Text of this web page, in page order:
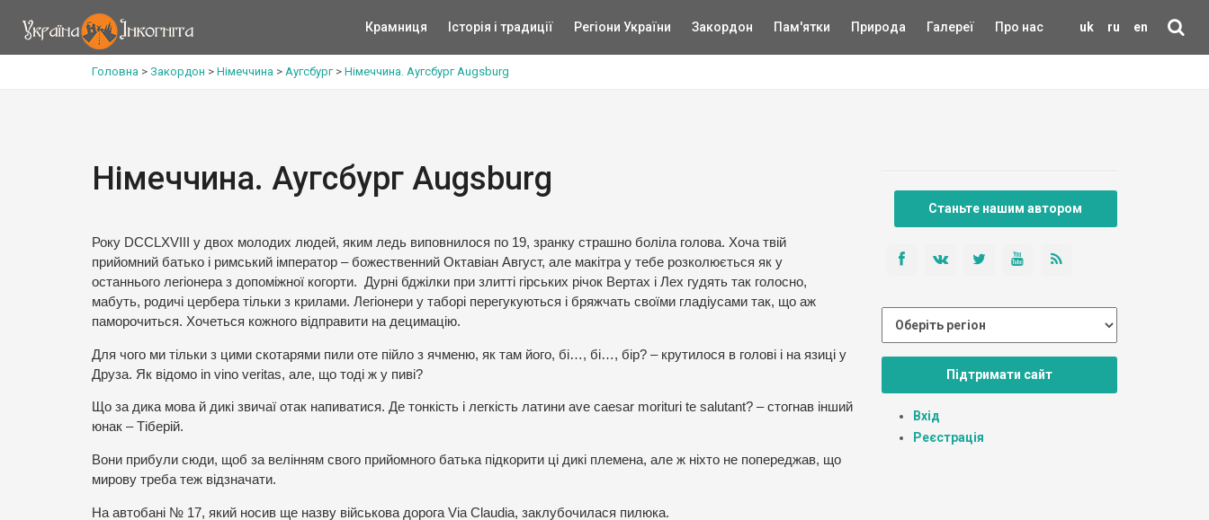
uk ru en
Крамниця Історія і традиції Регіони України Закордон Пам'ятки Природа Галереї Про нас
Головна > Закордон > Німеччина > Аугсбург> Німеччина. Аугсбург Augsburg
Німеччина. Аугсбург Augsburg
Року DCCLXVIII у двох молодих людей, яким ледь виповнилося по 19, зранку страшно боліла голова. Хоча твій
прийомний батько і римський імператор – божественний Октавіан Август, але макітра у тебе розколюється як у
останнього легіонера з допоміжної когорти. Дурні бджілки при злитті гірських річок Вертах і Лех гудять так голосно,
мабуть, родичі цербера тільки з крилами. Легіонери у таборі перегукуються і бряжчать своїми гладіусами так, що аж
паморочиться. Хочеться кожного відправити на децимацію.
Для чого ми тільки з цими скотарями пили оте пійло з ячменю, як там його, бі…, бі…, бір? – крутилося в голові і на язиці у
Друза. Як відомо in vino veritas, але, що тоді ж у пиві?
Що за дика мова й дикі звичаї отак напиватися. Де тонкість і легкість латини ave caesar morituri te salutant? – стогнав інший
юнак – Тіберій.
Вони прибули сюди, щоб за велінням свого прийомного батька підкорити ці дикі племена, але ж ніхто не попереджав, що
мирову треба теж відзначати.
На автобані № 17, який носив ще назву військова дорога Via Claudia, заклубочилася пилюка.
Станьте нашим автором
Підтримати сайт
Вхід
Реєстрація